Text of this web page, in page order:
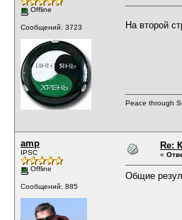
Offline
Сообщений: 3723 На второй
Peace through
amp
IPSC
Offline
Сообщений: 885
Re:
«
Общие